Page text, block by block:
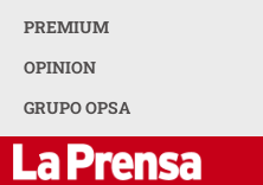
PREMIUM
OPINION
GRUPO OPSA